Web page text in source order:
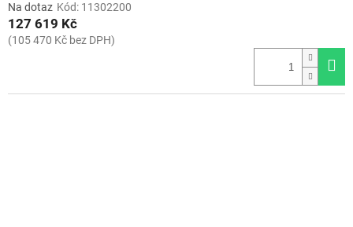
Na dotaz Kód: 11302200
127 619 Kč
(105 470 Kč bez DPH)